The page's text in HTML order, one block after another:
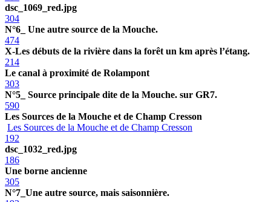
dsc_1069_red.jpg
304
N°6_ Une autre source de la Mouche.
474
X-Les débuts de la rivière dans la forêt un km après l’étang.
214
Le canal à proximité de Rolampont
303
N°5_ Source principale dite de la Mouche. sur GR7.
590
Les Sources de la Mouche et de Champ Cresson
Les Sources de la Mouche et de Champ Cresson
192
dsc_1032_red.jpg
186
Une borne ancienne
305
N°7_Une autre source, mais saisonnière.